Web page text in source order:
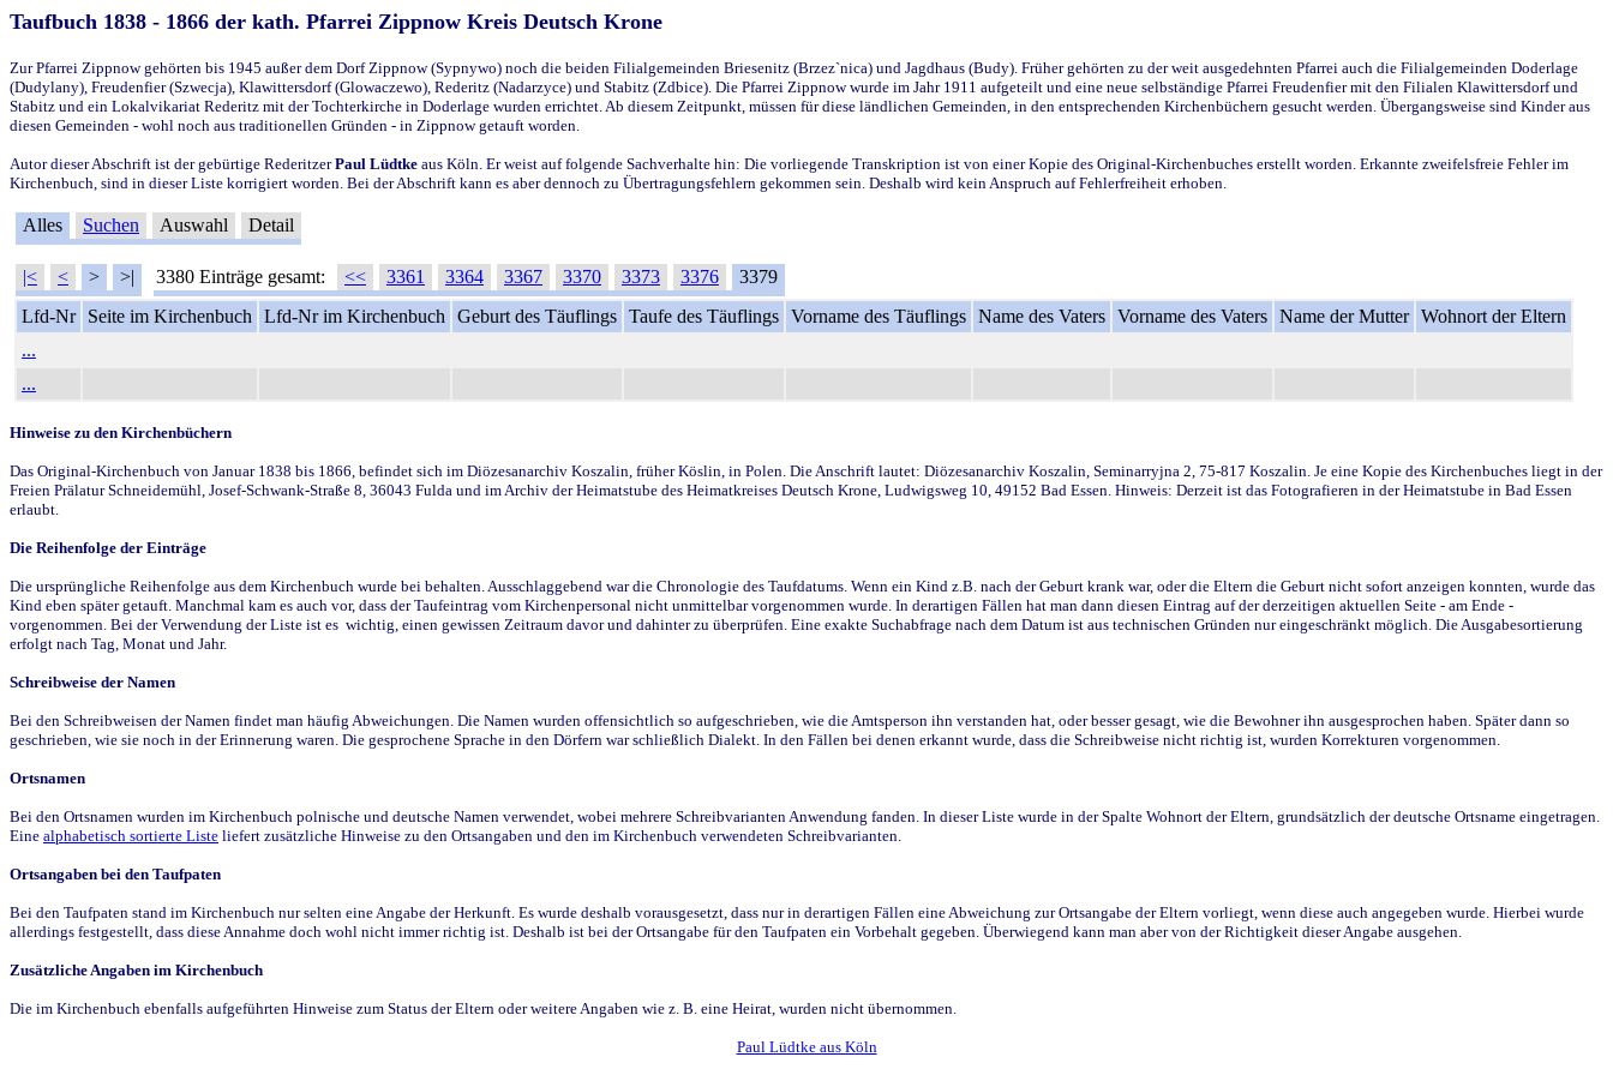
Taufbuch 1838 - 1866 der kath. Pfarrei Zippnow Kreis Deutsch Krone
Zur Pfarrei Zippnow gehörten bis 1945 außer dem Dorf Zippnow (Sypnywo) noch die beiden Filialgemeinden Briesenitz (Brzez`nica) und Jagdhaus (Budy). Früher gehörten zu der weit ausgedehnten Pfarrei auch die Filialgemeinden Doderlage
(Dudylany), Freudenfier (Szwecja), Klawittersdorf (Glowaczewo), Rederitz (Nadarzyce) und Stabitz (Zdbice). Die Pfarrei Zippnow wurde im Jahr 1911 aufgeteilt und eine neue selbständige Pfarrei Freudenfier mit den Filialen Klawittersdorf und
Stabitz und ein Lokalvikariat Rederitz mit der Tochterkirche in Doderlage wurden errichtet. Ab diesem Zeitpunkt, müssen für diese ländlichen Gemeinden, in den entsprechenden Kirchenbüchern gesucht werden. Übergangsweise sind Kinder aus
diesen Gemeinden - wohl noch aus traditionellen Gründen - in Zippnow getauft worden.
Autor dieser Abschrift ist der gebürtige RederitzerPaul Lüdtke aus Köln. Er weist auf folgende Sachverhalte hin: Die vorliegende Transkription ist von einer Kopie des Original-Kirchenbuches erstellt worden. Erkannte zweifelsfreie Fehler im
Kirchenbuch, sind in dieser Liste korrigiert worden. Bei der Abschrift kann es aber dennoch zu Übertragungsfehlern gekommen sein. Deshalb wird kein Anspruch auf Fehlerfreiheit erhoben.
Alles Suchen Auswahl Detail
|< < > >| 3380 Einträge gesamt: << 3361 3364 3367 3370 3373 3376
3379
Lfd-Nr
Seite im Kirchenbuch Lfd-Nr im Kirchenbuch Geburt des Täuflings Taufe des Täuflings Vorname des Täuflings Name des Vaters Vorname des Vaters Name der Mutter Wohnort der Eltern
...
...
Hinweise zu den Kirchenbüchern
Das Original-Kirchenbuch von Januar 1838 bis 1866, befindet sich im Diözesanarchiv Koszalin, früher Köslin, in Polen. Die Anschrift lautet: Diözesanarchiv Koszalin, Seminarryjna 2, 75-817 Koszalin. Je eine Kopie des Kirchenbuches liegt in der
Freien Prälatur Schneidemühl, Josef-Schwank-Straße 8, 36043 Fulda und im Archiv der Heimatstube des Heimatkreises Deutsch Krone, Ludwigsweg 10, 49152 Bad Essen. Hinweis: Derzeit ist das Fotografieren in der Heimatstube in Bad Essen
erlaubt.
Die Reihenfolge der Einträge
Die ursprüngliche Reihenfolge aus dem Kirchenbuch wurde bei behalten. Ausschlaggebend war die Chronologie des Taufdatums. Wenn ein Kind z.B. nach der Geburt krank war, oder die Eltern die Geburt nicht sofort anzeigen konnten, wurde das
Kind eben später getauft. Manchmal kam es auch vor, dass der Taufeintrag vom Kirchenpersonal nicht unmittelbar vorgenommen wurde. In derartigen Fällen hat man dann diesen Eintrag auf der derzeitigen aktuellen Seite - am Ende -
vorgenommen. Bei der Verwendung der Liste ist es wichtig, einen gewissen Zeitraum davor und dahinter zu überprüfen. Eine exakte Suchabfrage nach dem Datum ist aus technischen Gründen nur eingeschränkt möglich. Die Ausgabesortierung
erfolgt nach Tag, Monat und Jahr.
Schreibweise der Namen
Bei den Schreibweisen der Namen findet man häufig Abweichungen. Die Namen wurden offensichtlich so aufgeschrieben, wie die Amtsperson ihn verstanden hat, oder besser gesagt, wie die Bewohner ihn ausgesprochen haben. Später dann so
geschrieben, wie sie noch in der Erinnerung waren. Die gesprochene Sprache in den Dörfern war schließlich Dialekt. In den Fällen bei denen erkannt wurde, dass die Schreibweise nicht richtig ist, wurden Korrekturen vorgenommen.
Ortsnamen
Bei den Ortsnamen wurden im Kirchenbuch polnische und deutsche Namen verwendet, wobei mehrere Schreibvarianten Anwendung fanden. In dieser Liste wurde in der Spalte Wohnort der Eltern, grundsätzlich der deutsche Ortsname eingetragen.
Eine alphabetisch sortierte Liste liefert zusätzliche Hinweise zu den Ortsangaben und den im Kirchenbuch verwendeten Schreibvarianten.
Ortsangaben bei den Taufpaten
Bei den Taufpaten stand im Kirchenbuch nur selten eine Angabe der Herkunft. Es wurde deshalb vorausgesetzt, dass nur in derartigen Fällen eine Abweichung zur Ortsangabe der Eltern vorliegt, wenn diese auch angegeben wurde. Hierbei wurde
allerdings festgestellt, dass diese Annahme doch wohl nicht immer richtig ist. Deshalb ist bei der Ortsangabe für den Taufpaten ein Vorbehalt gegeben. Überwiegend kann man aber von der Richtigkeit dieser Angabe ausgehen.
Zusätzliche Angaben im Kirchenbuch
Die im Kirchenbuch ebenfalls aufgeführten Hinweise zum Status der Eltern oder weitere Angaben wie z. B. eine Heirat, wurden nicht übernommen.
Paul Lüdtke aus Köln